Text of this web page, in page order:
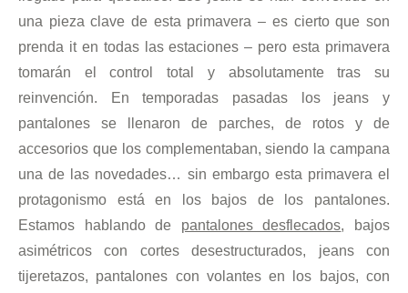
una pieza clave de esta primavera – es cierto que son
prenda it en todas las estaciones – pero esta primavera
tomarán el control total y absolutamente tras su
reinvención. En temporadas pasadas los jeans y
pantalones se llenaron de parches, de rotos y de
accesorios que los complementaban, siendo la campana
una de las novedades… sin embargo esta primavera el
protagonismo está en los bajos de los pantalones.
Estamos hablando de pantalones desflecados, bajos
asimétricos con cortes desestructurados, jeans con
tijeretazos, pantalones con volantes en los bajos, con